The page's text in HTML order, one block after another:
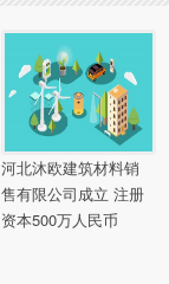
河北沐欧建筑材料销
售有限公司成立 注册
资本500万人民币